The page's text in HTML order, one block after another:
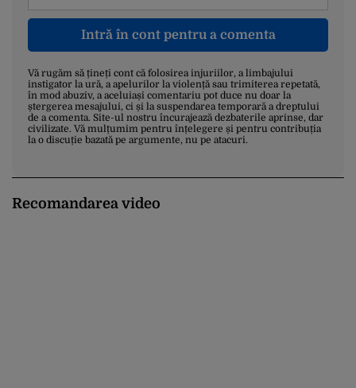
Intră în cont pentru a comenta
Vă rugăm să țineți cont că folosirea injuriilor, a limbajului
instigator la ură, a apelurilor la violență sau trimiterea repetată,
în mod abuziv, a aceluiași comentariu pot duce nu doar la
ștergerea mesajului, ci și la suspendarea temporară a dreptului
de a comenta. Site-ul nostru încurajează dezbaterile aprinse, dar
civilizate. Vă mulțumim pentru înțelegere și pentru contribuția
la o discuție bazată pe argumente, nu pe atacuri.
Recomandarea video